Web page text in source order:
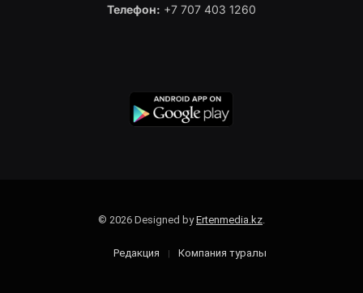
Телефон: +7 707 403 1260
© 2026 Designed byErtenmedia.kz.
Редакция Компания туралы